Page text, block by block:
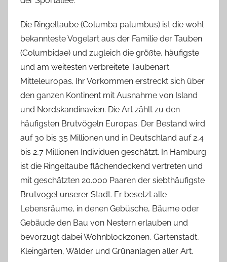
Die Ringeltaube (Columba palumbus) ist die wohl
bekannteste Vogelart aus der Familie der Tauben
(Columbidae) und zugleich die größte, häufigste
und am weitesten verbreitete Taubenart
Mitteleuropas. Ihr Vorkommen erstreckt sich über
den ganzen Kontinent mit Ausnahme von Island
und Nordskandinavien. Die Art zählt zu den
häufigsten Brutvögeln Europas. Der Bestand wird
auf 30 bis 35 Millionen und in Deutschland auf 2,4
bis 2,7 Millionen Individuen geschätzt. In Hamburg
ist die Ringeltaube flächendeckend vertreten und
mit geschätzten 20.000 Paaren der siebthäufigste
Brutvogel unserer Stadt. Er besetzt alle
Lebensräume, in denen Gebüsche, Bäume oder
Gebäude den Bau von Nestern erlauben und
bevorzugt dabei Wohnblockzonen, Gartenstadt,
Kleingärten, Wälder und Grünanlagen aller Art.